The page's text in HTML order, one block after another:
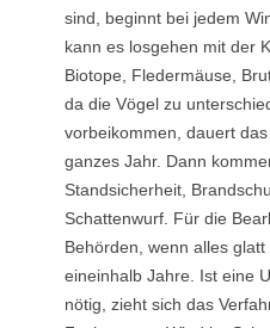
sind, beginnt bei jedem
kann es losgehen mit der
Biotope, Fledermäuse,
da die Vögel zu
vorbeikommen, dauert
ganzes Jahr. Dann
Standsicherheit,
Schattenwurf. Für die
Behörden, wenn alles
eineinhalb Jahre. Ist eine
nötig, zieht sich das